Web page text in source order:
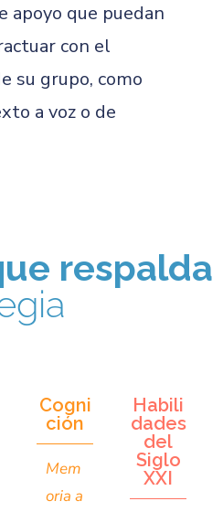
apoyo que puedan
con el
su grupo, como
a voz o de
respalda
Cogni
ción
Mem
oria a
Habili
dades
del
Siglo
XXI